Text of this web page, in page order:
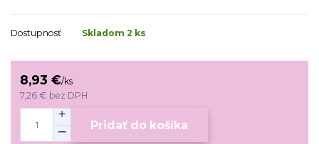
Dostupnosť Skladom 2 ks
8,93 €/ks
7,26 € bez DPH
Pridať do košíka